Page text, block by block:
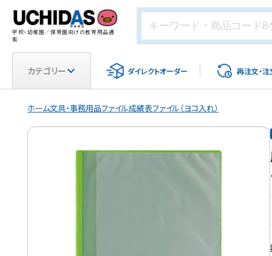
学校・幼稚園／保育園向けの教育用品通
販
カテゴリー ダイレクトオーダー 再注文・注
ホーム文具・事務用品ファイル成績表ファイル（ヨコ入れ）